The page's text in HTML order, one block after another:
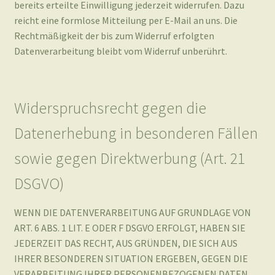
Widerspruchsrecht gegen die
DSGVO)
WENN DIE DATENVERARBEITUNG AUF GRUNDLAGE VON
ART. 6 ABS. 1 LIT. E ODER F DSGVO ERFOLGT, HABEN SIE
JEDERZEIT DAS RECHT, AUS GRÜNDEN, DIE SICH AUS
IHRER BESONDEREN SITUATION ERGEBEN, GEGEN DIE
VERARBEITUNG IHRER PERSONENBEZOGENEN DATEN
WIDERSPRUCH EINZULEGEN; DIES GILT AUCH FÜR EIN
AUF DIESE BESTIMMUNGEN GESTÜTZTES PROFILING. DIE
JEWEILIGE RECHTSGRUNDLAGE, AUF DENEN EINE
VERARBEITUNG BERUHT, ENTNEHMEN SIE DIESER